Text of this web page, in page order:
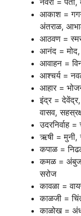
आकाश =
अंतराळ,
आठवण =
आनंद = मोद,
आवाहन =
आश्चर्य =
आहार =
इंद्र =
वासव,
उदरनिर्वाह =
ऋषी = मुनी,
कपाळ =
कमळ = अंबुज,
सरोज
कावळा =
काळजी =
काळोख =